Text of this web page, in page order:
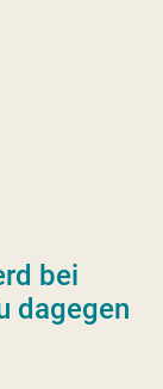
bei
dagegen